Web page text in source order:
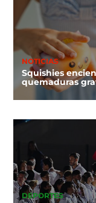
NOTICIAS
Squishies
quemaduras
DEPORTES